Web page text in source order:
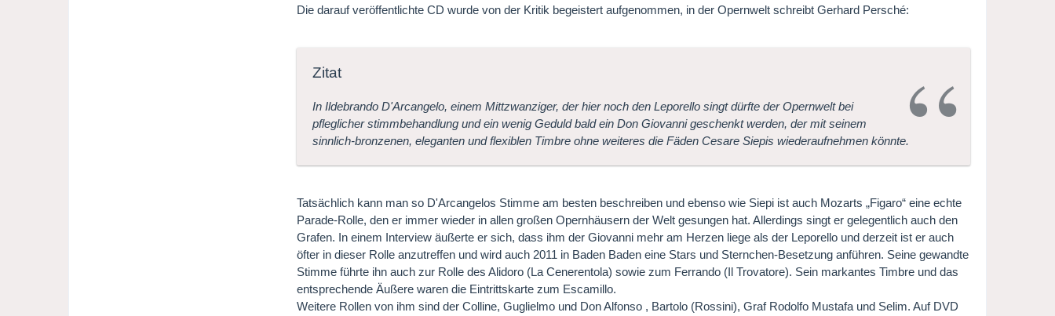
Die darauf veröffentlichte CD wurde von der Kritik begeistert aufgenommen, in der Opernwelt schreibt Gerhard Persché:
Zitat
In Ildebrando D'Arcangelo, einem Mittzwanziger, der hier noch den Leporello singt dürfte der Opernwelt bei
pfleglicher stimmbehandlung und ein wenig Geduld bald ein Don Giovanni geschenkt werden, der mit seinem
sinnlich-bronzenen, eleganten und flexiblen Timbre ohne weiteres die Fäden Cesare Siepis wiederaufnehmen könnte.
Tatsächlich kann man so D'Arcangelos Stimme am besten beschreiben und ebenso wie Siepi ist auch Mozarts „Figaro“ eine echte
Parade-Rolle, den er immer wieder in allen großen Opernhäusern der Welt gesungen hat. Allerdings singt er gelegentlich auch den
Grafen. In einem Interview äußerte er sich, dass ihm der Giovanni mehr am Herzen liege als der Leporello und derzeit ist er auch
öfter in dieser Rolle anzutreffen und wird auch 2011 in Baden Baden eine Stars und Sternchen-Besetzung anführen. Seine gewandte
Stimme führte ihn auch zur Rolle des Alidoro (La Cenerentola) sowie zum Ferrando (Il Trovatore). Sein markantes Timbre und das
entsprechende Äußere waren die Eintrittskarte zum Escamillo.
Weitere Rollen von ihm sind der Colline, Guglielmo und Don Alfonso , Bartolo (Rossini), Graf Rodolfo Mustafa und Selim. Auf DVD